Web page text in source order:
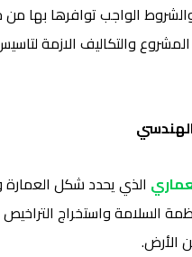
الواجب توافرها بها
والتكاليف الازمة
الذي يحدد شكل العمارة
السلامة واستخراج
الأرض.